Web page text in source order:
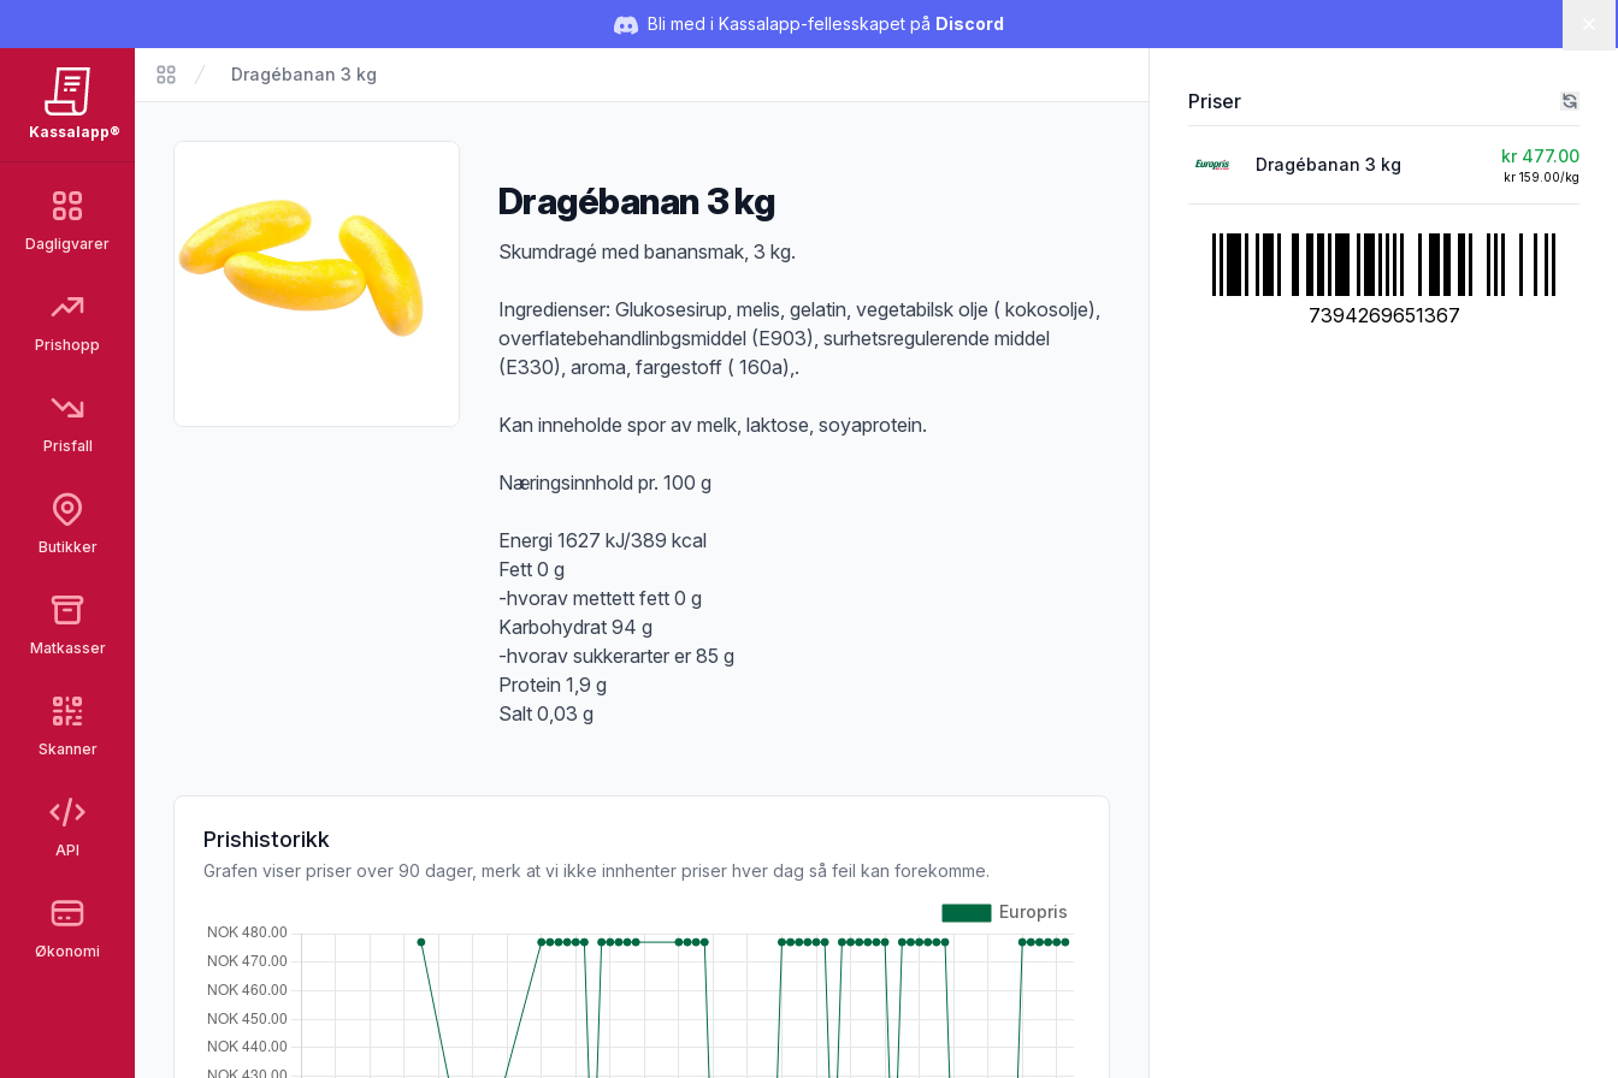
Bli med i Kassalapp-fellesskapet på Discord
Kassalapp®
Dagligvarer
Prishopp
Prisfall
Butikker
Matkasser
Skanner
API
Økonomi
Matvarer
Dragébanan 3 kg
Dragébanan 3 kg
Produktbeskrivelse
Skumdragé med banansmak, 3 kg.
Ingredienser: Glukosesirup, melis, gelatin, vegetabilsk olje ( kokosolje),
overflatebehandlinbgsmiddel (E903), surhetsregulerende middel
(E330), aroma, fargestoff ( 160a),.
Kan inneholde spor av melk, laktose, soyaprotein.
Næringsinnhold pr. 100 g
Energi 1627 kJ/389 kcal
Fett 0 g
-hvorav mettett fett 0 g
Karbohydrat 94 g
-hvorav sukkerarter er 85 g
Protein 1,9 g
Salt 0,03 g
Prishistorikk
Grafen viser priser over 90 dager, merk at vi ikke innhenter priser hver dag så feil kan forekomme.
Priser
Dragébanan 3 kg kr 477.00
kr 159.00/kg
7394269651367